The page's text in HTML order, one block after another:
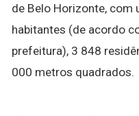
de Belo Horizonte, com
habitantes (de acordo
prefeitura), 3 848
000 metros quadrados.